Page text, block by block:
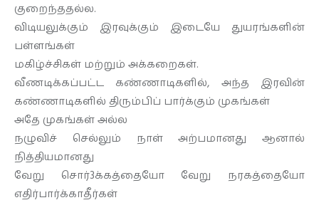
குறைந்ததல்ல.
விடியலுக்கும் இரவுக்கும் இடையே துயரங்களின்
பள்ளங்கள்
மகிழ்ச்சிகள் மற்றும் அக்கறைகள்.
வீணடிக்கப்பட்ட கண்ணாடிகளில், அந்த இரவின்
கண்ணாடிகளில் திரும்பிப் பார்க்கும் முகங்கள்
அதே முகங்கள் அல்ல
நழுவிச் செல்லும் நாள் அற்பமானது ஆனால்
நித்தியமானது
வேறு சொர்3க்கத்தையோ வேறு நரகத்தையோ
எதிர்பார்க்காதீர்கள்